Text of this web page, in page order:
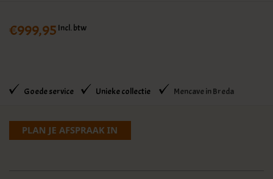
€999,95 Incl. btw
Goede service Unieke collectie Mencave in Breda